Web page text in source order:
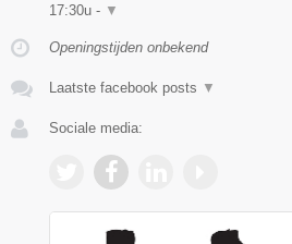
17:30u - ▼
Openingstijden onbekend
Laatste facebook posts ▼
Sociale media: